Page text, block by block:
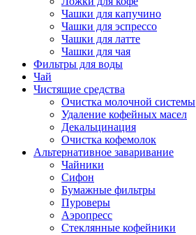
Чашки для капучино
Чашки для эспрессо
Чашки для латте
Чашки для чая
Фильтры для воды
Чай
Чистящие средства
Очистка молочной системы
Удаление кофейных масел
Декальцинация
Очистка кофемолок
Альтернативное заваривание
Чайники
Сифон
Бумажные фильтры
Пуроверы
Аэропресс
Стеклянные кофейники